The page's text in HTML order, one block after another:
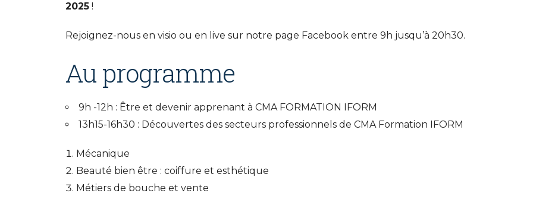
2025 !
Rejoignez-nous en visio ou en live sur notre page Facebook entre 9h jusqu’à 20h30.
Au programme
9h -12h : Être et devenir apprenant à CMA FORMATION IFORM
13h15-16h30 : Découvertes des secteurs professionnels de CMA Formation IFORM
Mécanique
Beauté bien être : coiffure et esthétique
Métiers de bouche et vente